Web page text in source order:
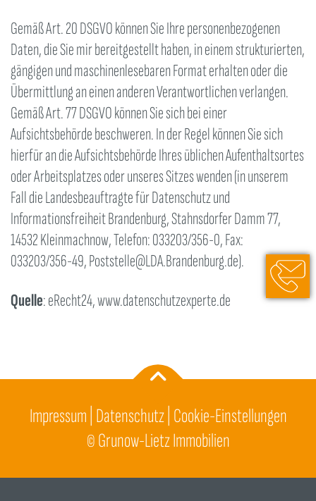
033051
Gemäß Art. 20 DSGVO können Sie Ihre personenbezogenen
Daten, die Sie mir bereitgestellt haben, in einem strukturierten,
gängigen und maschinenlesebaren Format erhalten oder die
Übermittlung an einen anderen Verantwortlichen verlangen.
Gemäß Art. 77 DSGVO können Sie sich bei einer
Aufsichtsbehörde beschweren. In der Regel können Sie sich
hierfür an die Aufsichtsbehörde Ihres üblichen Aufenthaltsortes
oder Arbeitsplatzes oder unseres Sitzes wenden (in unserem
Fall die Landesbeauftragte für Datenschutz und
Informationsfreiheit Brandenburg, Stahnsdorfer Damm 77,
14532 Kleinmachnow, Telefon: 033203/356-0, Fax:
033203/356-49, Poststelle@LDA.Brandenburg.de).
Quelle: eRecht24, www.datenschutzexperte.de
Impressum Datenschutz| Cookie-Einstellungen
©Grunow-Lietz Immobilien